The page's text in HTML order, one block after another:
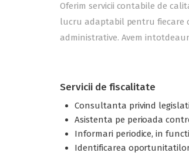
Oferim servicii contabile de
lucru adaptabil pentru fiecare
administrative. Avem
Servicii de fiscalitate
Consultanta privind
Asistenta pe perioada
Informari periodice, in
Identificarea